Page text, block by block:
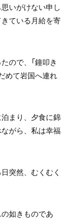
いがけない申し
ている月給を寄
ので、「鐘叩き
めて岩国へ連れ
まり、夕食に錦
がら、私は幸福
突然、むくむく
如きものであ